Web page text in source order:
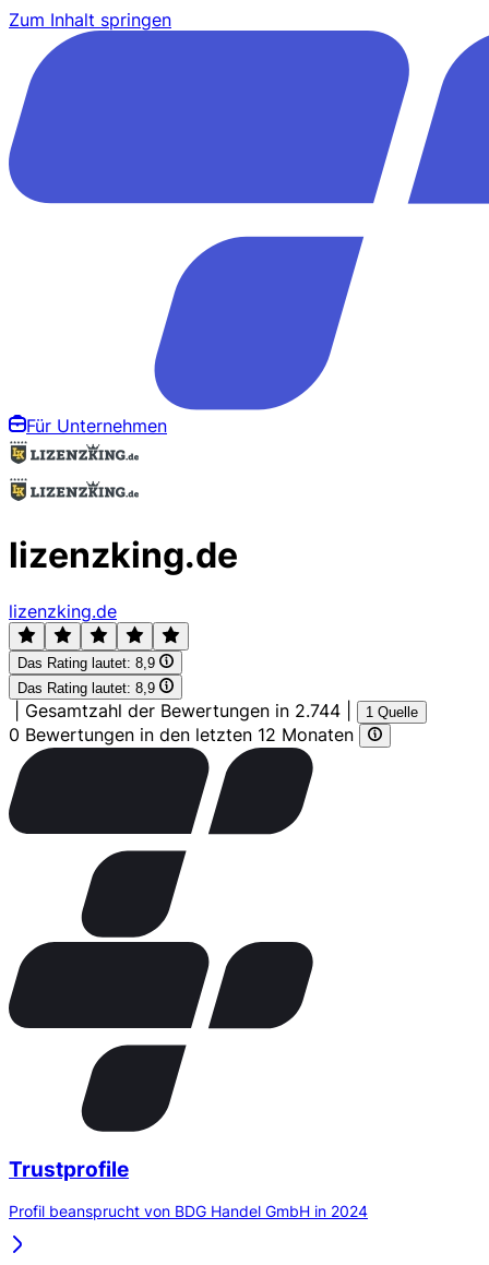
Zum Inhalt springen
Für Unternehmen
lizenzking.de
lizenzking.de
Das Rating lautet: 8,9
Das Rating lautet: 8,9
Gesamtzahl der Bewertungen in 2.744 1 Quelle
0 Bewertungen in den letzten 12 Monaten
Trustprofile
Profil beansprucht von BDG Handel GmbH in 2024